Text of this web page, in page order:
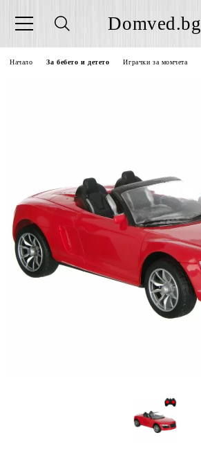
Domved.bg
Начало За бебето и детето Играчки за момчета